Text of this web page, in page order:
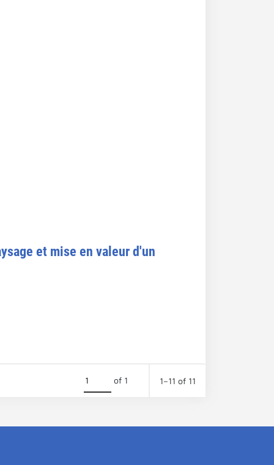
et mise en valeur d'un
of 1 1–11 of 11